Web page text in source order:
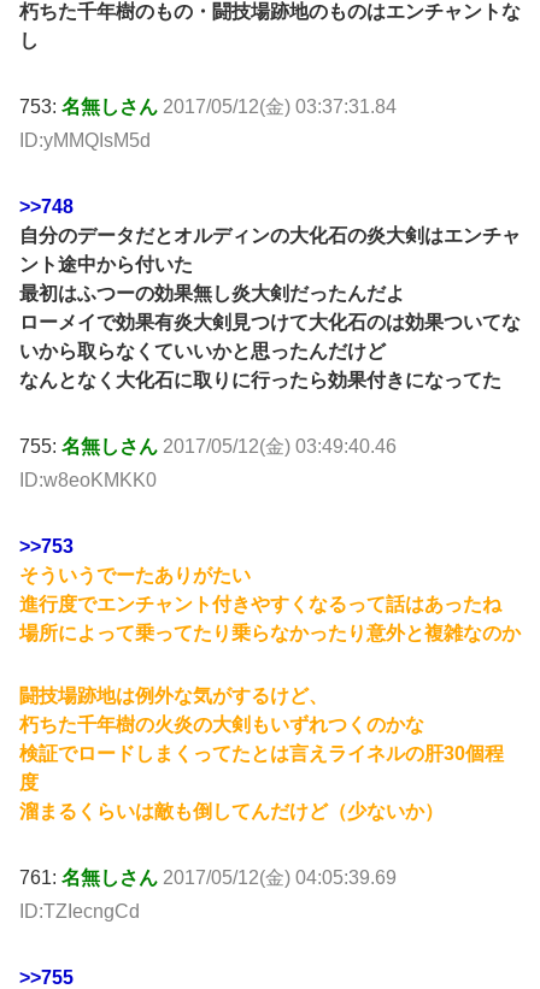
朽ちた千年樹のもの・闘技場跡地のものはエンチャントな
し
753: 名無しさん 2017/05/12(金) 03:37:31.84
ID:yMMQIsM5d
>>748
自分のデータだとオルディンの大化石の炎大剣はエンチャ
ント途中から付いた
最初はふつーの効果無し炎大剣だったんだよ
ローメイで効果有炎大剣見つけて大化石のは効果ついてな
いから取らなくていいかと思ったんだけど
なんとなく大化石に取りに行ったら効果付きになってた
755: 名無しさん 2017/05/12(金) 03:49:40.46
ID:w8eoKMKK0
>>753
そういうでーたありがたい
進行度でエンチャント付きやすくなるって話はあったね
場所によって乗ってたり乗らなかったり意外と複雑なのか
闘技場跡地は例外な気がするけど、
朽ちた千年樹の火炎の大剣もいずれつくのかな
検証でロードしまくってたとは言えライネルの肝30個程
度
溜まるくらいは敵も倒してんだけど（少ないか）
761: 名無しさん 2017/05/12(金) 04:05:39.69
ID:TZIecngCd
>>755